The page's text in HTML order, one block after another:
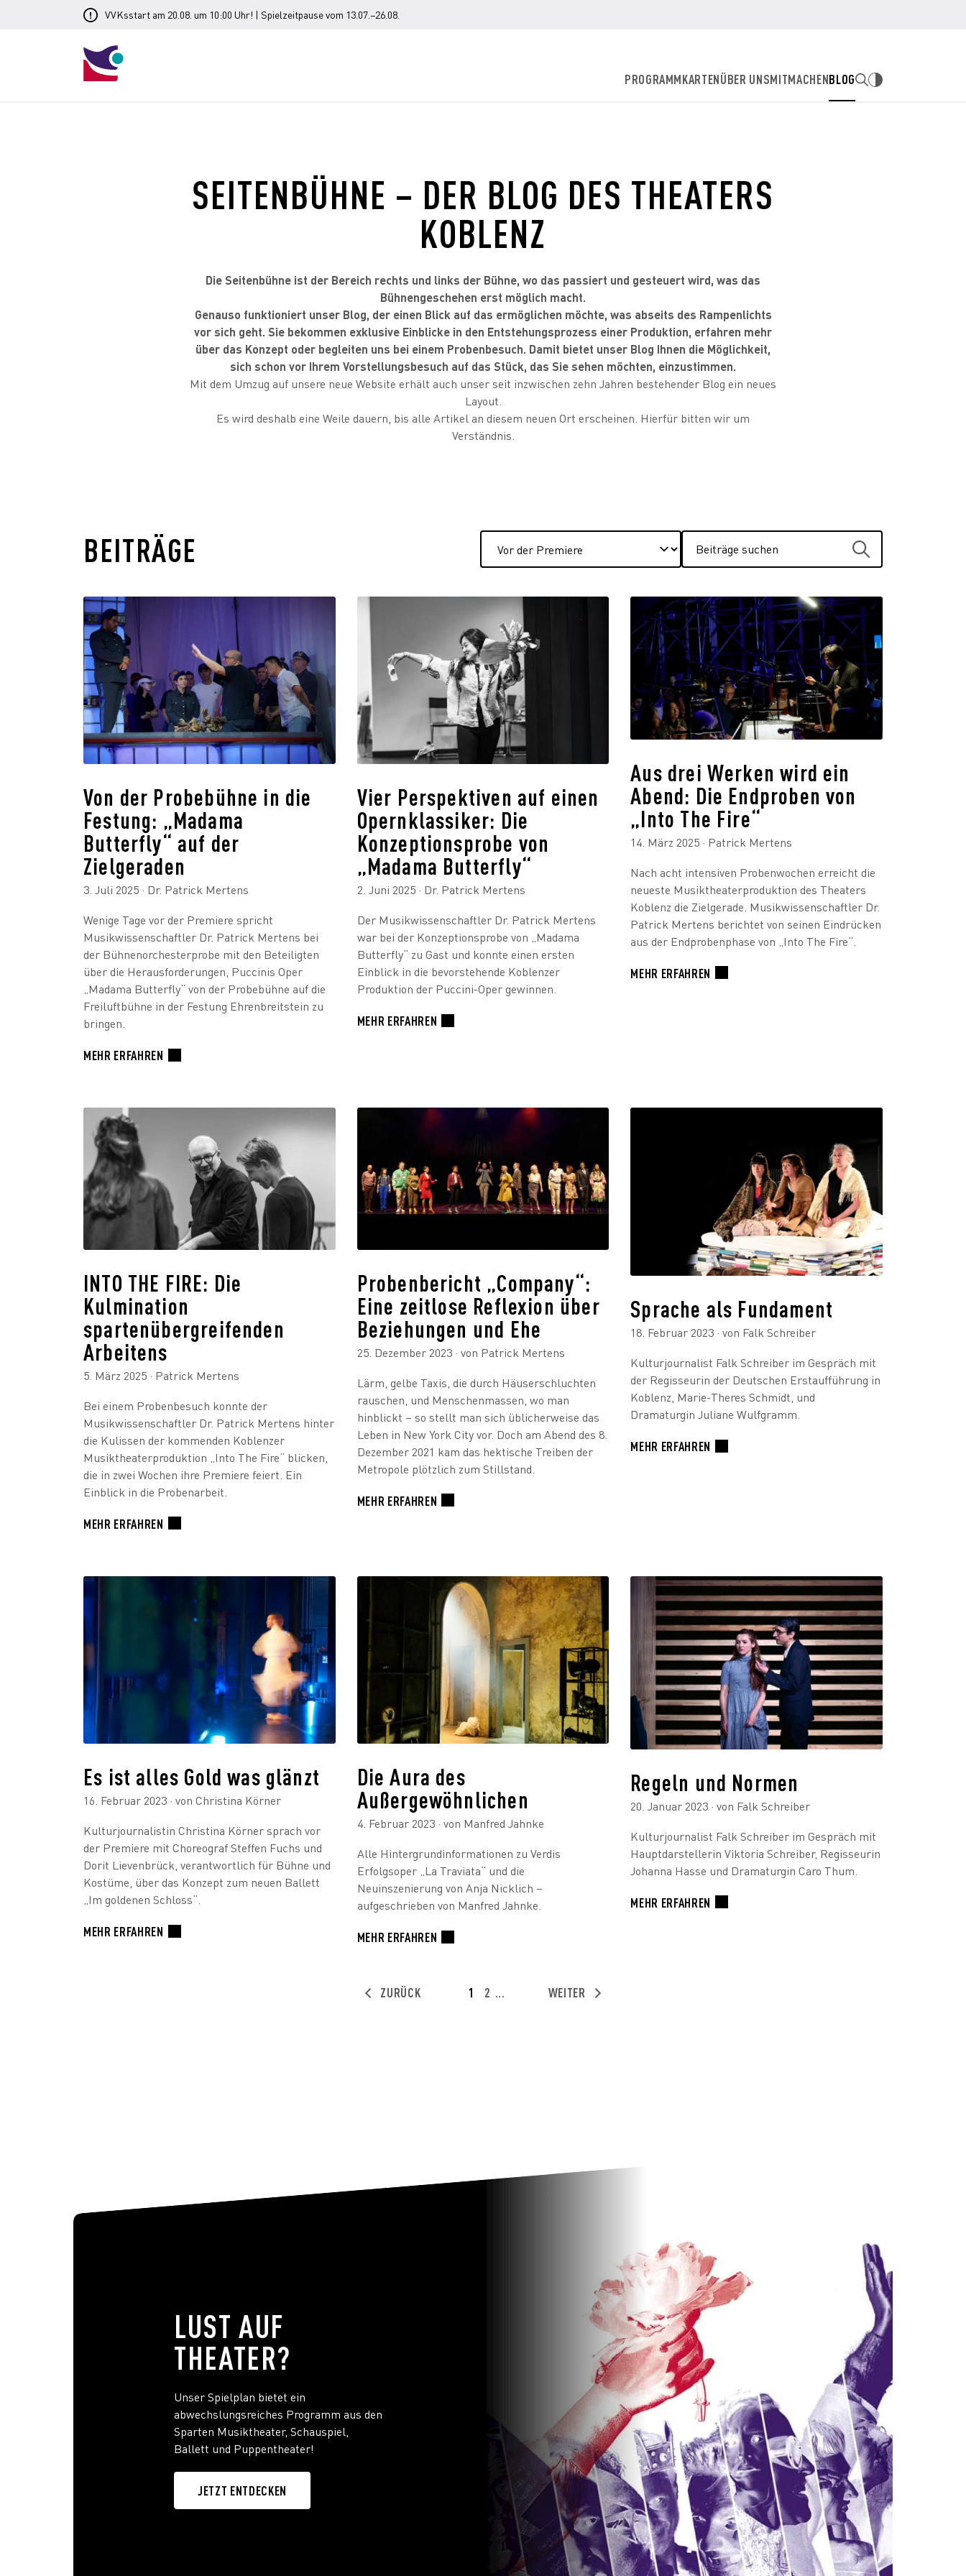
VVKsstart am 20.08. um 10:00 Uhr! | Spielzeitpause vom 13.07.–26.08.
PROGRAMMKARTENÜBER UNSMITMACHENBLOG
SEITENBÜHNE – DER BLOG DES THEATERS
KOBLENZ
Die Seitenbühne ist der Bereich rechts und links der Bühne, wo das passiert und gesteuert wird, was das
Bühnengeschehen erst möglich macht.
Genauso funktioniert unser Blog, der einen Blick auf das ermöglichen möchte, was abseits des Rampenlichts
vor sich geht. Sie bekommen exklusive Einblicke in den Entstehungsprozess einer Produktion, erfahren mehr
über das Konzept oder begleiten uns bei einem Probenbesuch. Damit bietet unser Blog Ihnen die Möglichkeit,
sich schon vor Ihrem Vorstellungsbesuch auf das Stück, das Sie sehen möchten, einzustimmen.
Mit dem Umzug auf unsere neue Website erhält auch unser seit inzwischen zehn Jahren bestehender Blog ein neues
Layout.
Es wird deshalb eine Weile dauern, bis alle Artikel an diesem neuen Ort erscheinen. Hierfür bitten wir um
Verständnis.
BEITRÄGE
suchen
Von der Probebühne in die
Festung: „Madama
Butterfly“ auf der
Zielgeraden
3. Juli 2025 · Dr. Patrick Mertens
Wenige Tage vor der Premiere spricht
Musikwissenschaftler Dr. Patrick Mertens bei
der Bühnenorchesterprobe mit den Beteiligten
über die Herausforderungen, Puccinis Oper
„Madama Butterfly“ von der Probebühne auf die
Freiluftbühne in der Festung Ehrenbreitstein zu
bringen.
MEHR ERFAHREN
Vier Perspektiven auf einen
Opernklassiker: Die
Konzeptionsprobe von
„Madama Butterfly“
2. Juni 2025 · Dr. Patrick Mertens
Der Musikwissenschaftler Dr. Patrick Mertens
war bei der Konzeptionsprobe von „Madama
Butterfly“ zu Gast und konnte einen ersten
Einblick in die bevorstehende Koblenzer
Produktion der Puccini-Oper gewinnen.
MEHR ERFAHREN
Aus drei Werken wird ein
Abend: Die Endproben von
„Into The Fire“
14. März 2025 · Patrick Mertens
Nach acht intensiven Probenwochen erreicht die
neueste Musiktheaterproduktion des Theaters
Koblenz die Zielgerade. Musikwissenschaftler Dr.
Patrick Mertens berichtet von seinen Eindrücken
aus der Endprobenphase von „Into The Fire“.
MEHR ERFAHREN
INTO THE FIRE: Die
Kulmination
spartenübergreifenden
Arbeitens
5. März 2025 · Patrick Mertens
Bei einem Probenbesuch konnte der
Musikwissenschaftler Dr. Patrick Mertens hinter
die Kulissen der kommenden Koblenzer
Musiktheaterproduktion „Into The Fire“ blicken,
die in zwei Wochen ihre Premiere feiert. Ein
Einblick in die Probenarbeit.
MEHR ERFAHREN
Probenbericht „Company“:
Eine zeitlose Reflexion über
Beziehungen und Ehe
25. Dezember 2023 · von Patrick Mertens
Lärm, gelbe Taxis, die durch Häuserschluchten
rauschen, und Menschenmassen, wo man
hinblickt – so stellt man sich üblicherweise das
Leben in New York City vor. Doch am Abend des 8.
Dezember 2021 kam das hektische Treiben der
Metropole plötzlich zum Stillstand.
MEHR ERFAHREN
Sprache als Fundament
18. Februar 2023 · von Falk Schreiber
Kulturjournalist Falk Schreiber im Gespräch mit
der Regisseurin der Deutschen Erstaufführung in
Koblenz, Marie-Theres Schmidt, und
Dramaturgin Juliane Wulfgramm.
MEHR ERFAHREN
Es ist alles Gold was glänzt
16. Februar 2023 · von Christina Körner
Kulturjournalistin Christina Körner sprach vor
der Premiere mit Choreograf Steffen Fuchs und
Dorit Lievenbrück, verantwortlich für Bühne und
Kostüme, über das Konzept zum neuen Ballett
„Im goldenen Schloss“.
MEHR ERFAHREN
Die Aura des
Außergewöhnlichen
4. Februar 2023 · von Manfred Jahnke
Alle Hintergrundinformationen zu Verdis
Erfolgsoper „La Traviata“ und die
Neuinszenierung von Anja Nicklich –
aufgeschrieben von Manfred Jahnke.
MEHR ERFAHREN
Regeln und Normen
20. Januar 2023 · von Falk Schreiber
Kulturjournalist Falk Schreiber im Gespräch mit
Hauptdarstellerin Viktoria Schreiber, Regisseurin
Johanna Hasse und Dramaturgin Caro Thum.
MEHR ERFAHREN
ZURÜCK 1 2 ... WEITER
LUST AUF
THEATER?
Unser Spielplan bietet ein
abwechslungsreiches Programm aus den
Sparten Musiktheater, Schauspiel,
Ballett und Puppentheater!
JETZT ENTDECKEN